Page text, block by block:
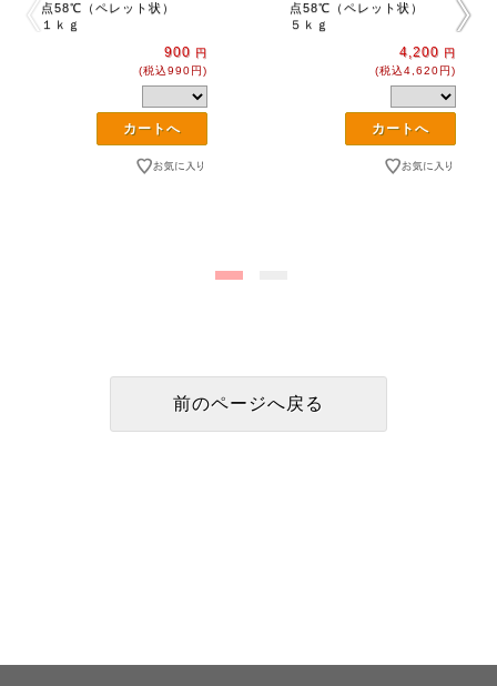
点58℃（ペレット状）
１ｋｇ
900 円
(税込990円)
点58℃（ペレット状）
５ｋｇ
4,200 円
(税込4,620円)